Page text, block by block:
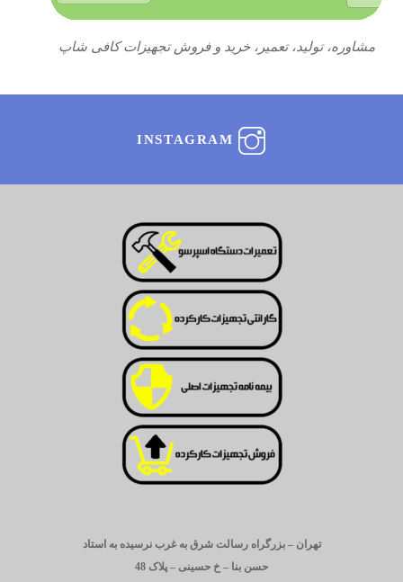
مشاوره، تولید، تعمیر، خرید و فروش تجهیزات کافی شاپ
INSTAGRAM
تهران – بزرگراه رسالت شرق به غرب نرسیده به استاد
حسن بنا – خ حسینی – پلاک 48